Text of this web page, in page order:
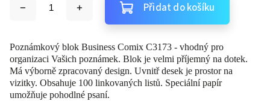
Přidat do košíku
Poznámkový blok Business Comix C3173 - vhodný pro
organizaci Vašich poznámek. Blok je velmi příjemný na dotek.
Má výborně zpracovaný design. Uvnitř desek je prostor na
vizitky. Obsahuje 100 linkovaných listů. Speciální papír
umožňuje pohodlné psaní.